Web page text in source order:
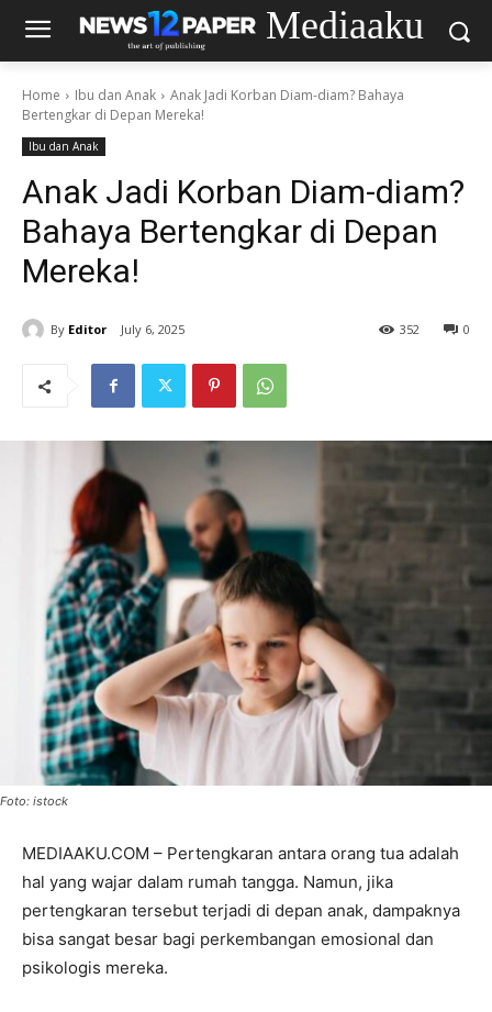
Mediaaku
Home Ibu dan Anak
Anak Jadi Korban Diam-diam? Bahaya
Bertengkar di Depan Mereka!
Ibu dan Anak
Anak Jadi Korban Diam-diam?
Bahaya Bertengkar di Depan
Mereka!
By Editor July 6, 2025 0
352
Foto: istock
MEDIAAKU.COM – Pertengkaran antara orang tua adalah
hal yang wajar dalam rumah tangga. Namun, jika
pertengkaran tersebut terjadi di depan anak, dampaknya
bisa sangat besar bagi perkembangan emosional dan
psikologis mereka.